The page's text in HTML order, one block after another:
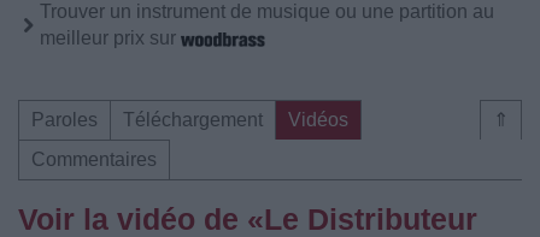
Trouver un instrument de musique ou une partition au
meilleur prix sur
⇑
Paroles Téléchargement
Vidéos
Commentaires
Voir la vidéo de «Le Distributeur